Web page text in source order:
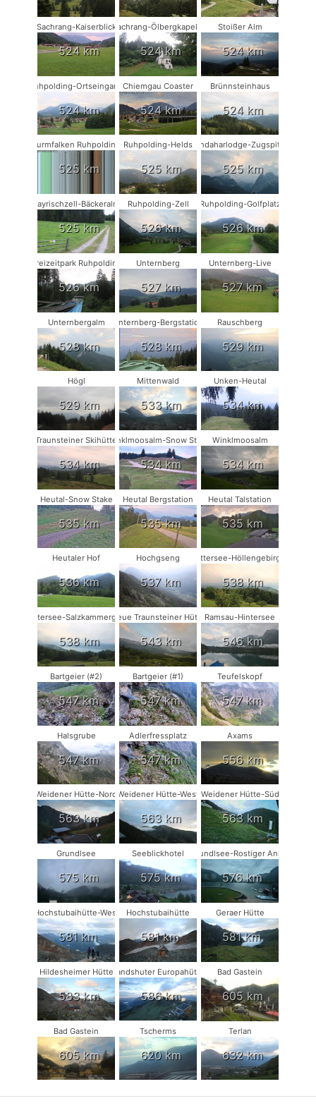
Sachrang-Kaiserblick
524 km
Sachrang-Ölbergkapelle
524 km
Stoißer Alm
524 km
Ruhpolding-Ortseingang
524 km
Chiemgau Coaster
524 km
Brünnsteinhaus
524 km
Turmfalken Ruhpolding
525 km
Ruhpolding-Helds
525 km
Kandaharlodge-Zugspitze
525 km
Bayrischzell-Bäckeralm
525 km
Ruhpolding-Zell
526 km
Ruhpolding-Golfplatz
526 km
Freizeitpark Ruhpolding
526 km
Unternberg
527 km
Unternberg-Live
527 km
Unternbergalm
528 km
Unternberg-Bergstation
528 km
Rauschberg
529 km
Högl
529 km
Mittenwald
533 km
Unken-Heutal
534 km
Traunsteiner Skihütte
534 km
Winklmoosalm-Snow Stake
534 km
Winklmoosalm
534 km
Heutal-Snow Stake
535 km
Heutal Bergstation
535 km
Heutal Talstation
535 km
Heutaler Hof
536 km
Hochgseng
537 km
Attersee-Höllengebirge
538 km
Attersee-Salzkammergut
538 km
Neue Traunsteiner Hütte
543 km
Ramsau-Hintersee
546 km
Bartgeier (#2)
547 km
Bartgeier (#1)
547 km
Teufelskopf
547 km
Halsgrube
547 km
Adlerfressplatz
547 km
Axams
556 km
Weidener Hütte-Nord
563 km
Weidener Hütte-West
563 km
Weidener Hütte-Süd
563 km
Grundlsee
575 km
Seeblickhotel
575 km
Grundlsee-Rostiger Anker
576 km
Hochstubaihütte-West
581 km
Hochstubaihütte
581 km
Geraer Hütte
581 km
Hildesheimer Hütte
583 km
Landshuter Europahütte
586 km
Bad Gastein
605 km
Bad Gastein
605 km
Tscherms
620 km
Terlan
632 km